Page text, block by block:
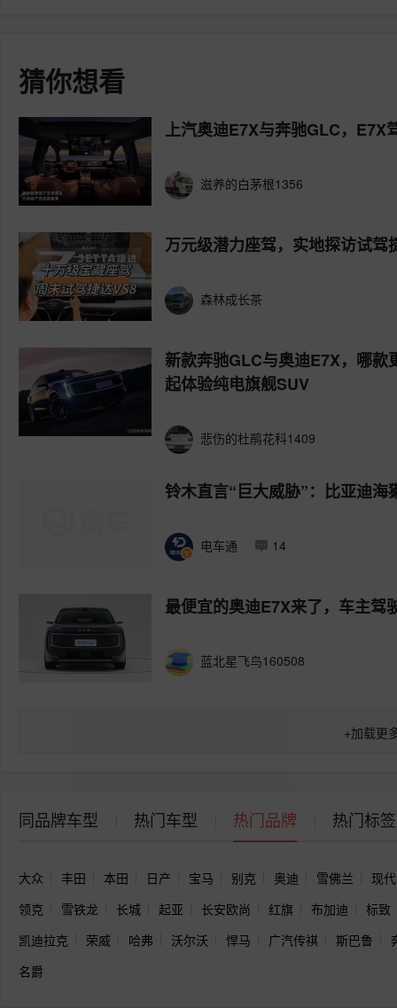
猜你想看
上汽奥迪E7X与奔驰GLC，E7X
滋养的白茅根1356
万元级潜力座驾，实地探访试
森林成长茶
新款奔驰GLC与奥迪E7X，哪
起体验纯电旗舰SUV
悲伤的杜鹃花科1409
铃木直言“巨大威胁”：比亚迪
电车通 14
最便宜的奥迪E7X来了，车主驾
蓝北星飞鸟160508
+加载更
同品牌车型 热门车型 热门品牌 热门标签
大众 丰田 本田 日产 宝马 别克 奥迪 雪佛兰
现代
领克
雪铁龙 长城 起亚 长安欧尚 红旗 布加迪
标致
凯迪拉克
荣威 哈弗 沃尔沃 悍马 广汽传祺 斯巴鲁
名爵